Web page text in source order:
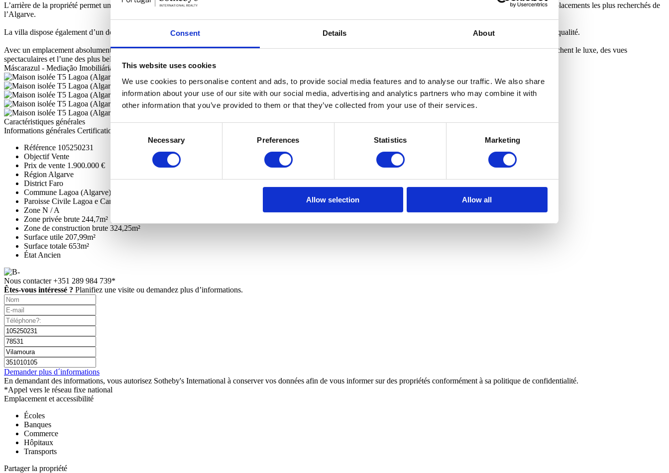
Consent Details About
This website uses cookies
We use cookies to personalise content and ads, to provide social media features and to analyse our traffic. We also share
information about your use of our site with our social media, advertising and analytics partners who may combine it with
other information that you’ve provided to them or that they’ve collected from your use of their services.
Consent
Necessary Preferences Statistics Marketing
Allow selection Allow all
L’arrière de la propriété permet un accès direct à la zone de Monte Carvoeiro, connue pour ses restaurants et son ambiance exclusive, offrant confort et intimité dans l’un des emplacements les plus recherchés de
l’Algarve.
La villa dispose également d’un double garage avec portes électriques, de la climatisation dans toutes les pièces et de placards encastrés, reflétant un haut niveau de confort et de qualité.
Avec un emplacement absolument privilégié, à deux pas du centre de Carvoeiro et de la plage de Paraíso, cette résidence représente une opportunité unique pour ceux qui recherchent le luxe, des vues
spectaculaires et l’une des plus belles adresses côtières de l’Algarve.
Máscarazul - Mediação Imobiliária Lda - AMI 8904
Caractéristiques générales
Informations générales Certification
Référence 105250231
Objectif Vente
Prix de vente 1.900.000 €
Région Algarve
District Faro
Commune Lagoa (Algarve)
Paroisse Civile Lagoa e Carvoeiro
Zone N / A
Zone privée brute 244,7m²
Zone de construction brute 324,25m²
Surface utile 207,99m²
Surface totale 653m²
État Ancien
Nous contacter +351 289 984 739*
Êtes-vous intéressé ? Planifiez une visite ou demandez plus d’informations.
Demander plus d´informations
En demandant des informations, vous autorisez Sotheby's International à conserver vos données afin de vous informer sur des propriétés conformément à sa politique de confidentialité.
*Appel vers le réseau fixe national
Emplacement et accessibilité
Écoles
Banques
Commerce
Hôpitaux
Transports
Partager la propriété